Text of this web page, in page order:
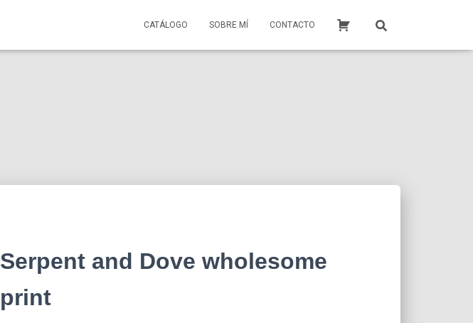
CATÁLOGO SOBRE MÍ CONTACTO
Serpent and Dove wholesome
print